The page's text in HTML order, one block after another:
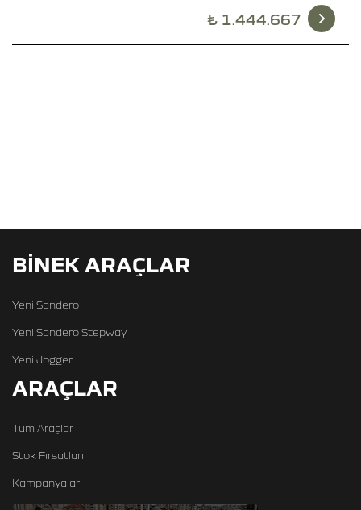
₺ 1.444.667
BİNEK ARAÇLAR
Yeni Sandero
Yeni Sandero Stepway
Yeni Jogger
ARAÇLAR
Tüm Araçlar
Stok Fırsatları
Kampanyalar